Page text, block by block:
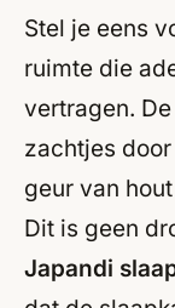
Stel je eens
ruimte die
vertragen.
zachtjes
geur van
Dit is geen
Japandi